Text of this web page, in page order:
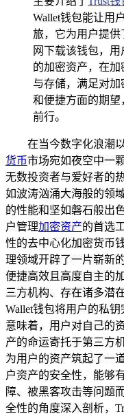
Wallet钱包能让用
旅，它为用户提
网下载该钱包，
的加密资产，在
与存储，满足对
和便捷方面的期
前行。
在当今数字化浪潮
货币市场宛如夜空中一
无数投资者与爱好者的
如波涛汹涌大海般的领
的性能和坚如磐石般出
户管理加密资产的首选
性的去中心化加密货币
理领域开辟了一片崭新
便捷高效且高度自主的
三方机构、存在诸多潜
Wallet钱包将用户的私
意味着，用户对自己的
产的命运寄托于第三方
为用户的资产筑起了一
户资产的安全性，能够
障、被黑客攻击等问题
全性的角度深入剖析，